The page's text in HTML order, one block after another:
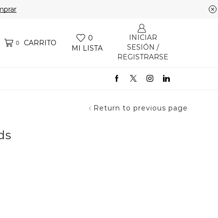
0 CARRITO
0
MI LISTA
INICIAR
SESIÓN /
REGISTRARSE
Return to previous page